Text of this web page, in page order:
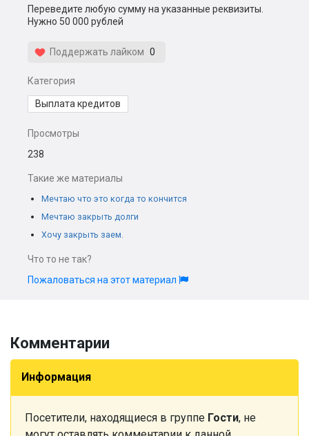
Переведите любую сумму на указанные реквизиты.
Нужно 50 000 рублей
Поддержать лайком 0
Категория
Выплата кредитов
Просмотры
238
Такие же материалы
Мечтаю что это когда то кончится
Мечтаю закрыть долги
Хочу закрыть заем.
Что то не так?
Пожаловаться на этот материал
Комментарии
Информация
Посетители, находящиеся в группе Гости, не